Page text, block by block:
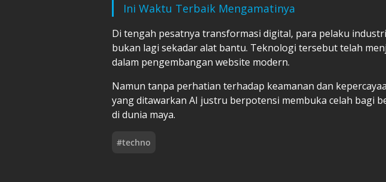
Ini Waktu Terbaik Mengamatinya
Di tengah pesatnya transformasi digital, para pelaku
bukan lagi sekadar alat bantu. Teknologi tersebut telah
dalam pengembangan website modern.
Namun tanpa perhatian terhadap keamanan dan
yang ditawarkan AI justru berpotensi membuka celah bagi
di dunia maya.
#techno